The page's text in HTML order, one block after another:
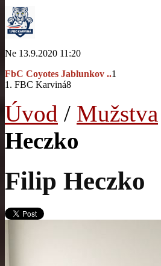
Ne 13.9.2020 11:20
FbC Coyotes Jablunkov ..1
1. FBC Karviná8
Úvod / Mužstva
Heczko
Filip Heczko